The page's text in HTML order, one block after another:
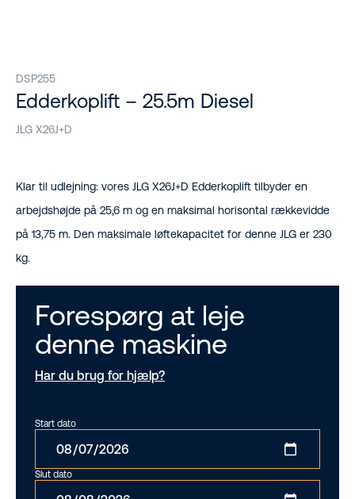
DSP255
Edderkoplift – 25.5m Diesel
JLG X26J+D
Klar til udlejning: vores JLG X26J+D Edderkoplift tilbyder en
arbejdshøjde på 25,6 m og en maksimal horisontal rækkevidde
på 13,75 m. Den maksimale løftekapacitet for denne JLG er 230
kg.
Forespørg at leje
denne maskine
Har du brug for hjælp?
Start dato
Slut dato